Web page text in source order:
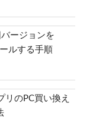
ージョンを
ルする手順
リのPC買い換え